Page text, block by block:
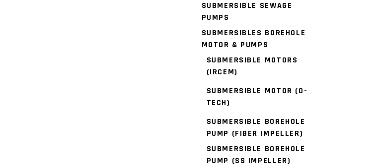
SUBMERSIBLE SEWAGE
PUMPS
SUBMERSIBLES BOREHOLE
MOTOR & PUMPS
SUBMERSIBLE MOTORS
(IRCEM)
SUBMERSIBLE MOTOR (O-
TECH)
SUBMERSIBLE BOREHOLE
PUMP (FIBER IMPELLER)
SUBMERSIBLE BOREHOLE
PUMP (SS IMPELLER)